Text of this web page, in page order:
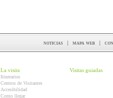
noticias | mapa web |
La visita
Itinerarios
Centros de Visitantes
Accesibilidad
Como llegar
Visitas guiadas